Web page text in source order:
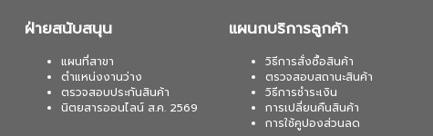
ฝ่ายสนับสนุน
แผนที่สาขา
ตำแหน่งงานว่าง
ตรวจสอบประกันสินค้า
นิตยสารออนไลน์ ส.ค. 2569
แผนกบริการลูกค้า
วิธีการสั่งซื้อสินค้า
ตรวจสอบสถานะสินค้า
วิธีการชำระเงิน
การเปลี่ยนคืนสินค้า
การใช้คูปองส่วนลด